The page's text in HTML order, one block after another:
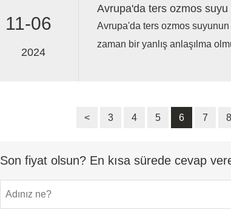
11-06
2024
Avrupa'da ters ozmos
zaman bir yanlış anlaşılma
< 3 4 5 6 7 8
Son fiyat olsun? En kısa sürede cevap